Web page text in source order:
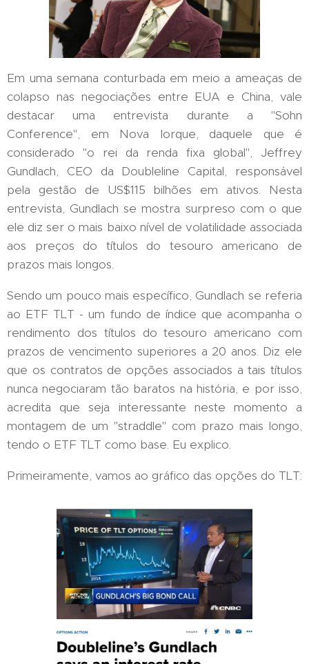
Em uma semana conturbada em meio a ameaças de
colapso nas negociações entre EUA e China, vale
destacar uma entrevista durante a "Sohn
Conference", em Nova Iorque, daquele que é
considerado "o rei da renda fixa global", Jeffrey
Gundlach, CEO da Doubleline Capital, responsável
pela gestão de US$115 bilhões em ativos. Nesta
entrevista, Gundlach se mostra surpreso com o que
ele diz ser o mais baixo nível de volatilidade associada
aos preços do títulos do tesouro americano de
prazos mais longos.
Sendo um pouco mais específico, Gundlach se referia
ao ETF TLT - um fundo de índice que acompanha o
rendimento dos títulos do tesouro americano com
prazos de vencimento superiores a 20 anos. Diz ele
que os contratos de opções associados a tais títulos
nunca negociaram tão baratos na história, e por isso,
acredita que seja interessante neste momento a
montagem de um "straddle" com prazo mais longo,
tendo o ETF TLT como base. Eu explico.
Primeiramente, vamos ao gráfico das opções do TLT: